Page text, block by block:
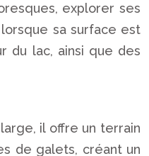
explorer ses
sa surface est
du lac, ainsi que des
il offre un terrain
de galets, créant un